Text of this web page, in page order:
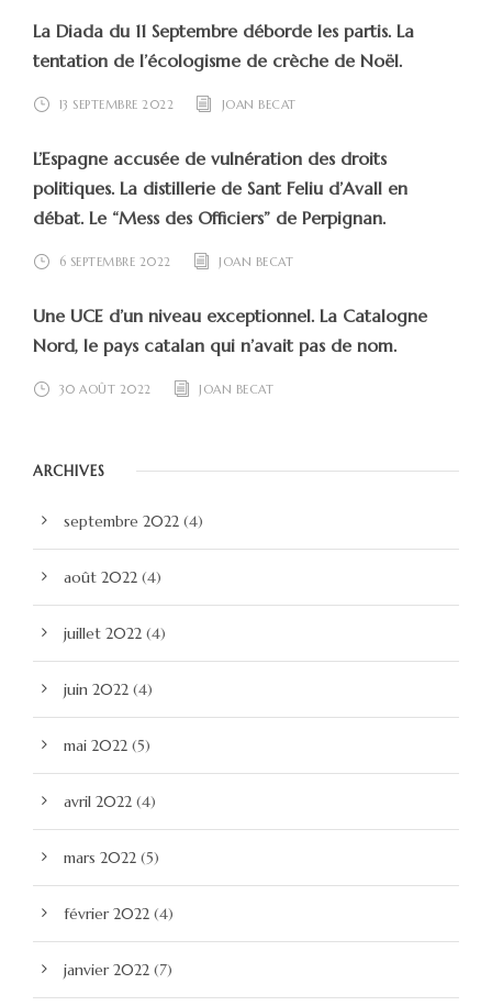
La Diada du 11 Septembre déborde les partis. La
tentation de l’écologisme de crèche de Noël.
13 SEPTEMBRE 2022 JOAN BECAT
L’Espagne accusée de vulnération des droits
politiques. La distillerie de Sant Feliu d’Avall en
débat. Le “Mess des Officiers” de Perpignan.
6 SEPTEMBRE 2022 JOAN BECAT
Une UCE d’un niveau exceptionnel. La Catalogne
Nord, le pays catalan qui n’avait pas de nom.
30 AOÛT 2022 JOAN BECAT
ARCHIVES
septembre 2022 (4)
août 2022 (4)
juillet 2022 (4)
juin 2022 (4)
mai 2022 (5)
avril 2022 (4)
mars 2022 (5)
février 2022 (4)
janvier 2022 (7)